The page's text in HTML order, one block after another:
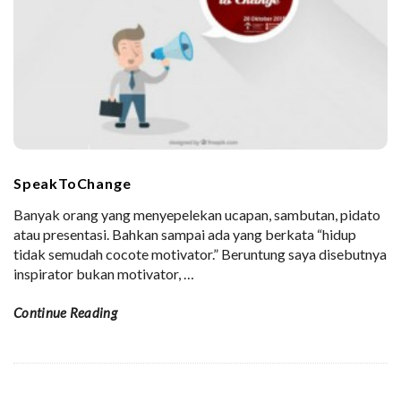
SpeakToChange
Banyak orang yang menyepelekan ucapan, sambutan, pidato
atau presentasi. Bahkan sampai ada yang berkata “hidup
tidak semudah cocote motivator.” Beruntung saya disebutnya
inspirator bukan motivator,…
Continue Reading